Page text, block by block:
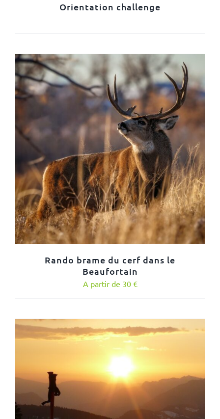
Orientation challenge
Rando brame du cerf dans le
Beaufortain
A partir de 30 €